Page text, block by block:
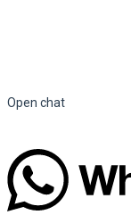
Open chat